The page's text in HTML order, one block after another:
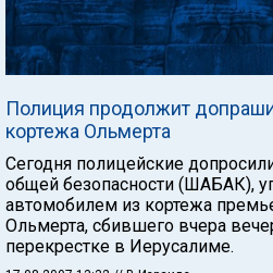
Полиция продолжит
кортежа Ольмерта
Сегодня полицейские
общей безопасности (ШАБАК),
автомобилем из кортежа
Ольмерта, сбившего вчера
перекрестке в Иерусалиме.